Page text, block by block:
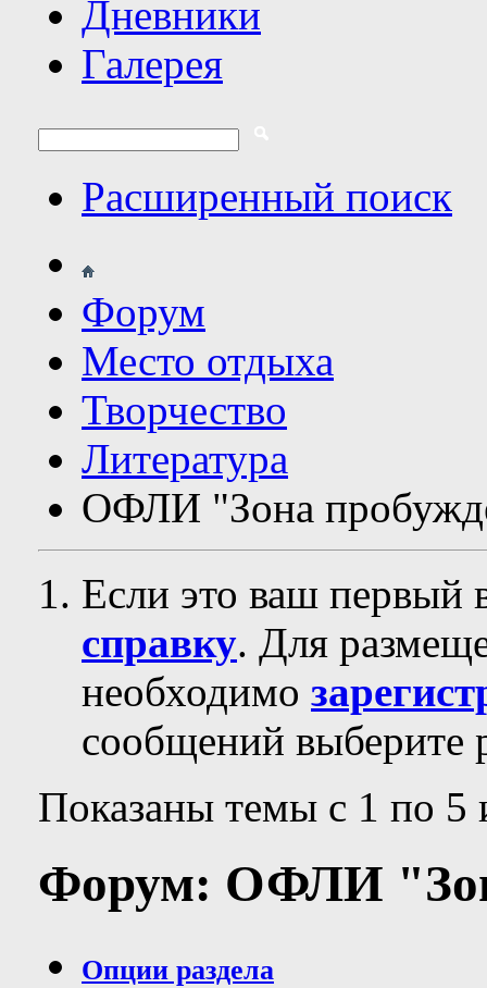
Дневники
Галерея
Расширенный поиск
Форум
Место отдыха
Творчество
Литература
ОФЛИ "Зона
Если это ваш первый
справку. Для
необходимо
сообщений выберите
Показаны темы с 1 по 5
Форум: ОФЛИ
Опции раздела